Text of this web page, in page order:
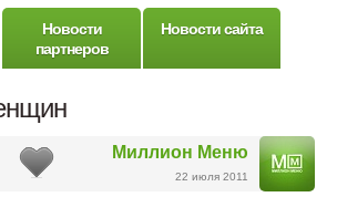
Новости
партнеров
Новости сайта
Миллион Меню
22 июля 2011